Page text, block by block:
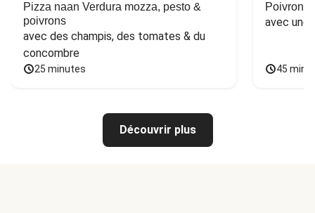
Pizza naan Verdura mozza, pesto &
poivrons
avec des champis, des tomates & du
concombre
25 minutes
Poivron
avec une
45
Découvrir plus